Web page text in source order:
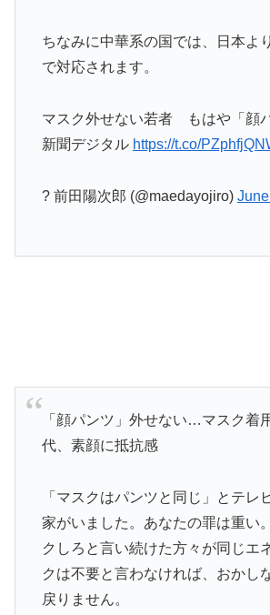
ちなみに中華系の国では、日本よ
で対応されます。
マスク外せない若者 もはや「顔
新聞デジタル https://t.co/
? 前田陽次郎 (@maedayojiro)
「顔パンツ」外せない…マスク着
代、素顔に抵抗感
「マスクはパンツと同じ」とテレ
家がいました。あなたの罪は重い
クしろと言い続けた方々が同じエ
クは不要と言わなければ、おかし
戻りません。